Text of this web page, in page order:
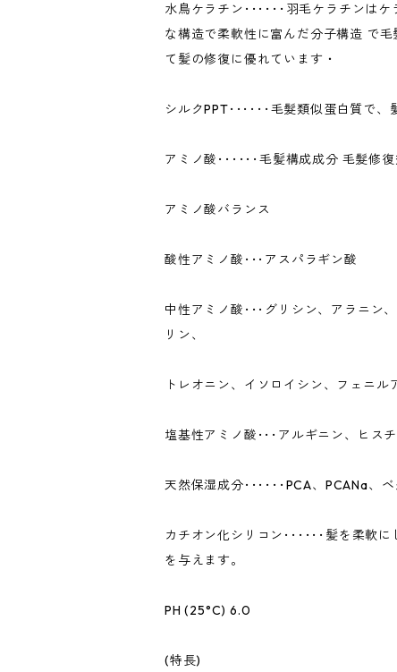
水鳥ケラチン･･････羽毛ケラチンは
な構造で柔軟性に富んだ分子構造 で
て髪の修復に優れています・
シルクPPT･･････毛髮類似蛋白質で、
アミノ酸･･････毛髪構成成分 毛髮修
アミノ酸バランス
酸性アミノ酸･･･アスパラギン酸
中性アミノ酸･･･グリシン、アラニン
リン、
トレオニン、イソロイシン、フェニル
塩基性アミノ酸･･･アルギニン、ヒス
天然保湿成分･･････PCA、PCANa、
カチオン化シリコン･･････髪を柔軟
を与えます。
PH (25°C) 6.0
(特長)